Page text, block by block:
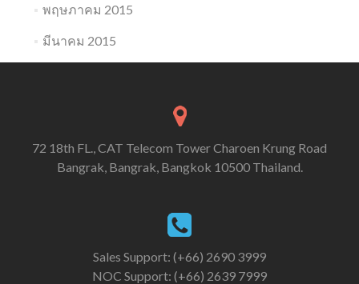
พฤษภาคม 2015
มีนาคม 2015
72 18th FL., CAT Telecom Tower Charoen Krung Road
Bangrak, Bangrak, Bangkok 10500 Thailand.
Sales Support: (+66) 2690 3999
NOC Support: (+66) 2639 7999